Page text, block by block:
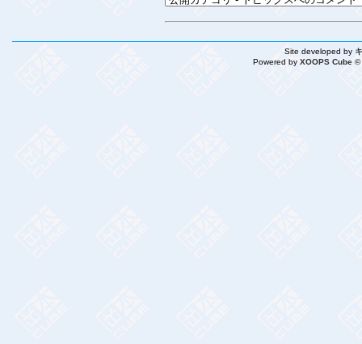
Site developed by
Powered by XOOPS Cube ©